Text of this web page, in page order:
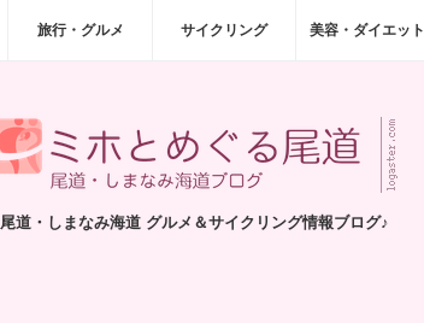
旅行・グルメ サイクリング 美容・ダイエット
尾道・しまなみ海道 グルメ＆サイクリング情報ブログ♪